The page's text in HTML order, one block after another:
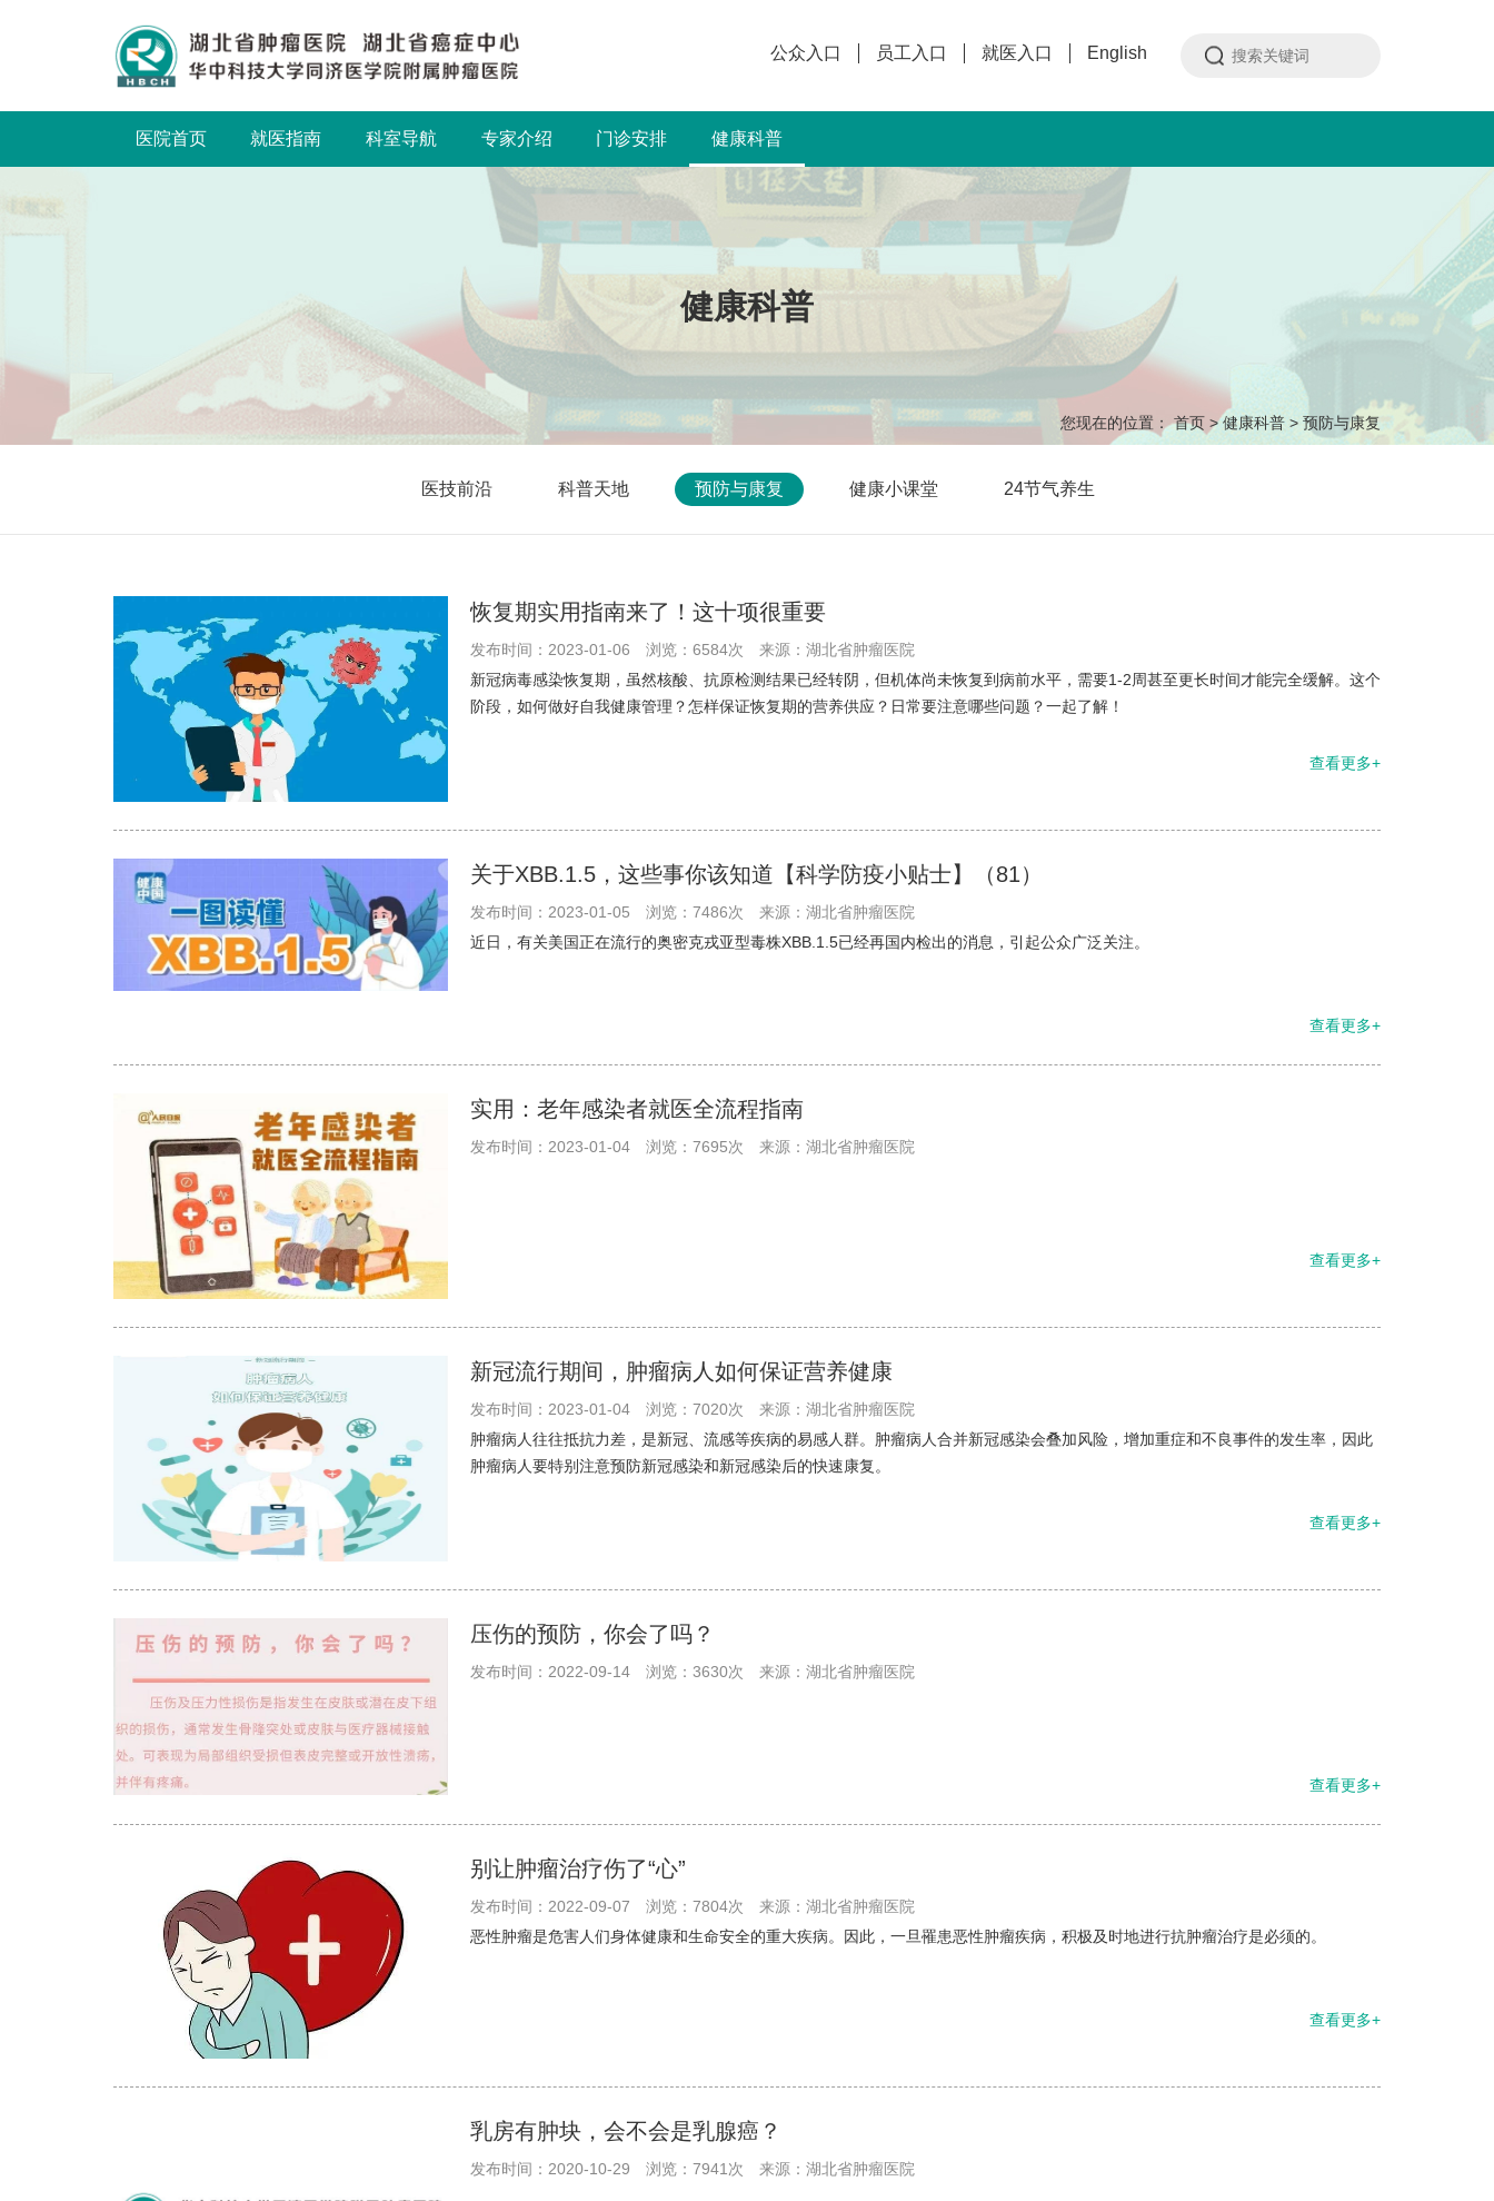
公众入口 员工入口 就医入口 English
医院首页 就医指南 科室导航 专家介绍 门诊安排 健康科普
健康科普
您现在的位置： 首页 >健康科普 > 预防与康复
医技前沿 科普天地 预防与康复 健康小课堂 24节气养生
恢复期实用指南来了！这十项很重要
发布时间：2023-01-06 浏览：6584次
来源：湖北省肿瘤医院
新冠病毒感染恢复期，虽然核酸、抗原检测结果已经转阴，但机体尚未恢复到病前水平，需要1-2周甚至更长时间才能完全缓解。这个
阶段，如何做好自我健康管理？怎样保证恢复期的营养供应？日常要注意哪些问题？一起了解！
查看更多+
关于XBB.1.5，这些事你该知道【科学防疫小贴士】（81）
发布时间：2023-01-05 浏览：7486次
来源：湖北省肿瘤医院
近日，有关美国正在流行的奥密克戎亚型毒株XBB.1.5已经再国内检出的消息，引起公众广泛关注。
查看更多+
实用：老年感染者就医全流程指南
发布时间：2023-01-04 浏览：7695次 来源：湖北省肿瘤医院
查看更多+
新冠流行期间，肿瘤病人如何保证营养健康
发布时间：2023-01-04 浏览：7020次
来源：湖北省肿瘤医院
肿瘤病人往往抵抗力差，是新冠、流感等疾病的易感人群。肿瘤病人合并新冠感染会叠加风险，增加重症和不良事件的发生率，因此
肿瘤病人要特别注意预防新冠感染和新冠感染后的快速康复。
查看更多+
压伤的预防，你会了吗？
发布时间：2022-09-14 浏览：3630次 来源：湖北省肿瘤医院
查看更多+
别让肿瘤治疗伤了“心”
发布时间：2022-09-07 浏览：7804次
来源：湖北省肿瘤医院
恶性肿瘤是危害人们身体健康和生命安全的重大疾病。因此，一旦罹患恶性肿瘤疾病，积极及时地进行抗肿瘤治疗是必须的。
查看更多+
乳房有肿块，会不会是乳腺癌？
发布时间：2020-10-29 浏览：7941次 来源：湖北省肿瘤医院